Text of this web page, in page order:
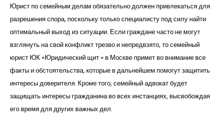
Юрист по семейным делам обязательно должен привлекаться для
разрешения спора, поскольку только специалисту под силу найти
оптимальный выход из ситуации. Если граждане часто не могут
взглянуть на свой конфликт трезво и непредвзято, то семейный
юрист ЮК «Юридический щит » в Москве примет во внимание все
факты и обстоятельства, которые в дальнейшем помогут защитить
интересы доверителя. Кроме того, семейный адвокат будет
защищать интересы гражданина во всех инстанциях, высвобождая
его время для других важных дел.